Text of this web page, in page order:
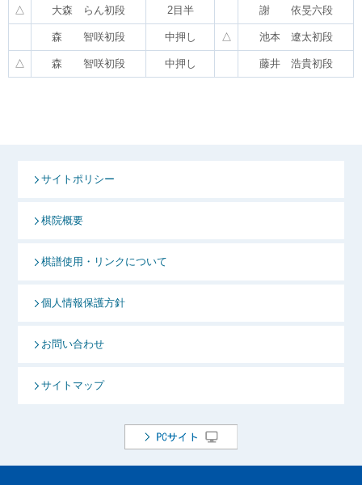
△ 大森 らん初段 2目半 謝 依旻六段
森 智咲初段 中押し △ 池本 遼太初段
△ 森 智咲初段 中押し 藤井 浩貴初段
サイトポリシー
棋院概要
棋譜使用・リンクについて
個人情報保護方針
お問い合わせ
サイトマップ